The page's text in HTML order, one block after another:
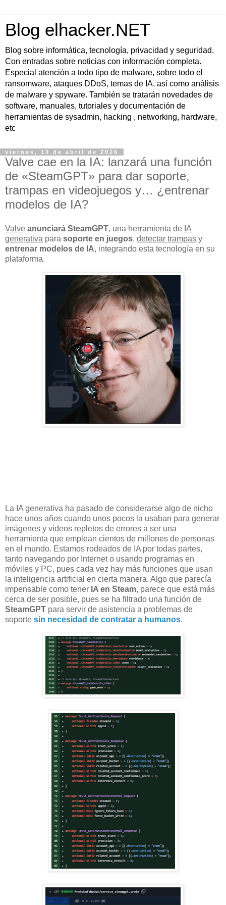
Blog elhacker.NET
Blog sobre informática, tecnología, privacidad y seguridad.
Con entradas sobre noticias con información completa.
Especial atención a todo tipo de malware, sobre todo el
ransomware, ataques DDoS, temas de IA, así como análisis
de malware y spyware. También se tratarán novedades de
software, manuales, tutoriales y documentación de
herramientas de sysadmin, hacking , networking, hardware,
etc
viernes, 10 de abril de 2026
Valve cae en la IA: lanzará una función
de «SteamGPT» para dar soporte,
trampas en videojuegos y… ¿entrenar
modelos de IA?
Valve anunciará SteamGPT, una herramienta de IA
generativa para soporte en juegos, detectar trampas y
entrenar modelos de IA, integrando esta tecnología en su
plataforma.
La IA generativa ha pasado de considerarse algo de nicho
hace unos años cuando unos pocos la usaban para generar
imágenes y vídeos repletos de errores a ser una
herramienta que emplean cientos de millones de personas
en el mundo. Estamos rodeados de IA por todas partes,
tanto navegando por Internet o usando programas en
móviles y PC, pues cada vez hay más funciones que usan
la inteligencia artificial en cierta manera. Algo que parecía
impensable como tener IA en Steam, parece que está más
cerca de ser posible, pues se ha filtrado una función de
SteamGPT para servir de asistencia a problemas de
soporte sin necesidad de contratar a humanos.